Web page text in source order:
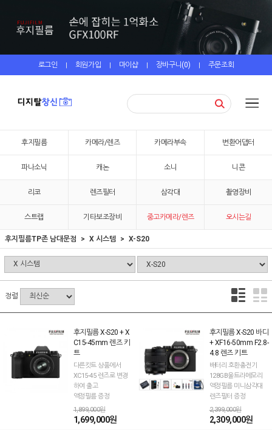
로그인 | 회원가입 | 마이샵 | 장바구니(0) | 주문조회
후지필름 카메라/렌즈 카메라부속 변환어댑터
파나소닉 캐논 소니 니콘
리코 렌즈필터 삼각대 촬영장비
스트랩 기타보조장비 중고카메라/렌즈 오시는길
후지필름TP존 남대문점 X 시스템 X-S20
정렬
후지필름 X-S20 + X
C15-45mm 렌즈 키
트
다른킷트 상품에서
XC15-45 렌즈로 변경
하여 출고
액정필름 증정
1,899,000원
1,699,000원
후지필름 X-S20 바디
+ XF16-50mm F2.8-
4.8 렌즈 키트
배터리 호환충전기
128GB울트라메모리
액정필름 미니삼각대
렌즈필터 증정
2,399,000원
2,309,000원